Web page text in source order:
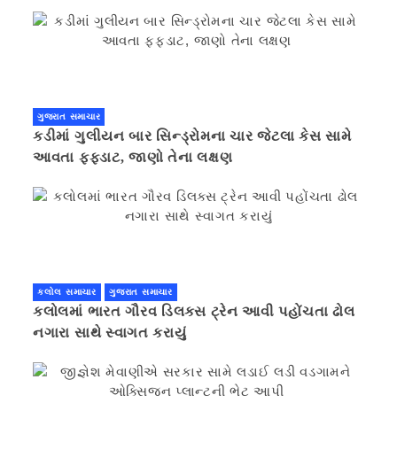
ગુજરાત સમાચાર
કડીમાં ગુલીયન બાર સિન્ડ્રોમના ચાર જેટલા કેસ સામે
આવતા ફફડાટ, જાણો તેના લક્ષણ
કલોલ સમાચાર ગુજરાત સમાચાર
કલોલમાં ભારત ગૌરવ ડિલક્સ ટ્રેન આવી પહોંચતા ઢોલ
નગારા સાથે સ્વાગત કરાયું